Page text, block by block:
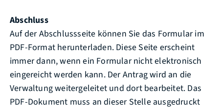
Abschluss
Auf der Abschlussseite können Sie das Formular im
PDF-Format herunterladen. Diese Seite erscheint
immer dann, wenn ein Formular nicht elektronisch
eingereicht werden kann. Der Antrag wird an die
Verwaltung weitergeleitet und dort bearbeitet. Das
PDF-Dokument muss an dieser Stelle ausgedruckt